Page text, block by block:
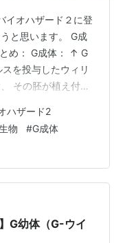
イオハザード２に登
と思います。 G成
め： G成体： ↑ G
を投与したウィリ
その胚が植え付け
か登場せず、レオ
察署長のアイアン
短時間で人間を上
の眼球も 形成され
変異前に確認でき
ハザード2
物 #G成体
G幼体（G-ウイ